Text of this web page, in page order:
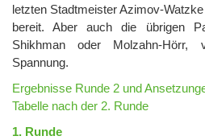
letzten Stadtmeister Azimov-
bereit. Aber auch die übrigen
Shikhman oder Molzahn-Hörr,
Spannung.
Ergebnisse Runde 2 und
Tabelle nach der 2. Runde
1. Runde